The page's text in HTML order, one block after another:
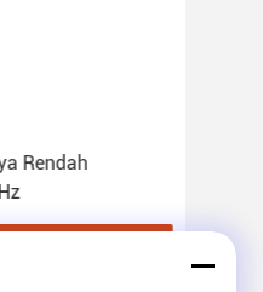
Rendah